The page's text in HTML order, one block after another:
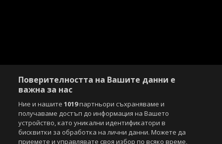
Copyright © 2007-2026 Агенция Спортал. Всички права запазени.
Този уебсайт е собственост наSportal Media Group
Поверителността на Вашите данни е
важна за нас
Ние и нашите1019партньори съхраняваме и
получаваме достъп до информация на Вашето
устройство, като уникални идентификатори в
бисквитки за обработка на лични данни. Можете да
приемете и управлявате своя избор по всяко време,